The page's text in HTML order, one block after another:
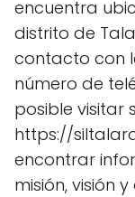
encuentra
distrito de
contacto con
número de
posible visitar
https://
encontrar
misión, visión